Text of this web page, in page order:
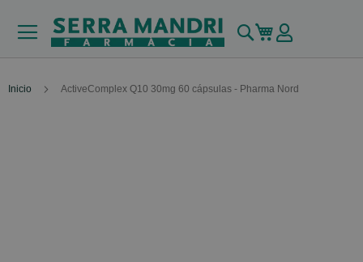
Buscar
Mi carrito
Inicio ActiveComplex Q10 30mg 60 cápsulas - Pharma Nord